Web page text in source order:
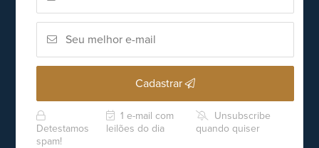
Cadastrar
Detestamos
spam!
1 e-mail com
leilões do dia
Unsubscribe
quando quiser